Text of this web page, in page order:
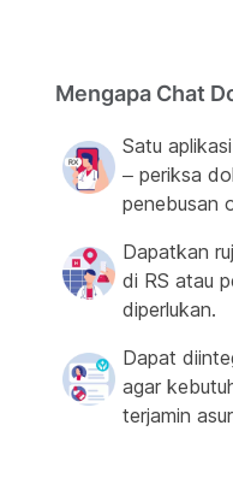
Mengapa Chat
Satu
– periksa
penebusan
Dapatkan
di RS atau
diperlukan.
Dapat
agar
terjamin